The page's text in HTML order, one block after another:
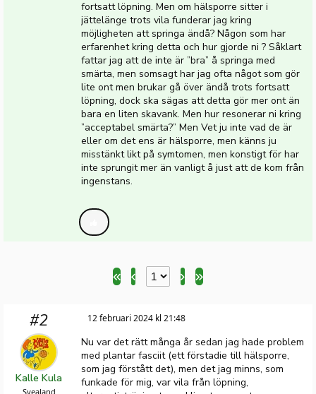
fortsatt löpning. Men om hälsporre sitter i
jättelänge trots vila funderar jag kring
möjligheten att springa ändå? Någon som har
erfarenhet kring detta och hur gjorde ni ? Såklart
fattar jag att de inte är ”bra” å springa med
smärta, men somsagt har jag ofta något som gör
lite ont men brukar gå över ändå trots fortsatt
löpning, dock ska sägas att detta gör mer ont än
bara en liten skavank. Men hur resonerar ni kring
”acceptabel smärta?” Men Vet ju inte vad de är
eller om det ens är hälsporre, men känns ju
misstänkt likt på symtomen, men konstigt för har
inte sprungit mer än vanligt å just att de kom från
ingenstans.
#2
Kalle Kula
Svealand
12 februari 2024 kl 21:48
Nu var det rätt många år sedan jag hade problem
med plantar fasciit (ett förstadie till hälsporre,
som jag förstått det), men det jag minns, som
funkade för mig, var vila från löpning,